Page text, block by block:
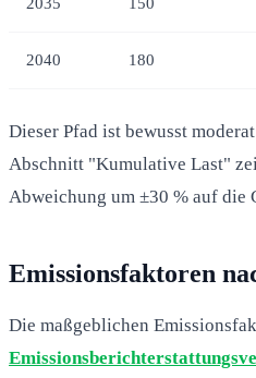
2040 180
Dieser Pfad ist bewusst
Abschnitt "Kumulative Last"
Abweichung um ±30 % auf die
Emissionsfaktoren
Die maßgeblichen